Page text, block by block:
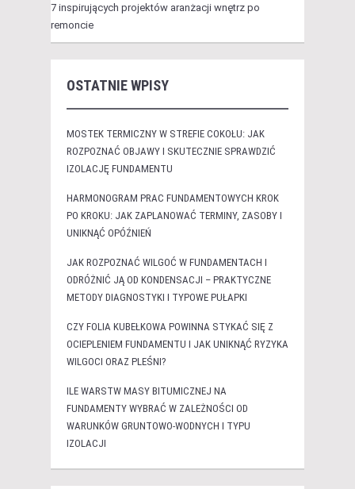
7 inspirujących projektów aranżacji wnętrz po
remoncie
OSTATNIE WPISY
MOSTEK TERMICZNY W STREFIE COKOŁU: JAK
ROZPOZNAĆ OBJAWY I SKUTECZNIE SPRAWDZIĆ
IZOLACJĘ FUNDAMENTU
HARMONOGRAM PRAC FUNDAMENTOWYCH KROK
PO KROKU: JAK ZAPLANOWAĆ TERMINY, ZASOBY I
UNIKNĄĆ OPÓŹNIEŃ
JAK ROZPOZNAĆ WILGOĆ W FUNDAMENTACH I
ODRÓŻNIĆ JĄ OD KONDENSACJI – PRAKTYCZNE
METODY DIAGNOSTYKI I TYPOWE PUŁAPKI
CZY FOLIA KUBEŁKOWA POWINNA STYKAĆ SIĘ Z
OCIEPLENIEM FUNDAMENTU I JAK UNIKNĄĆ RYZYKA
WILGOCI ORAZ PLEŚNI?
ILE WARSTW MASY BITUMICZNEJ NA
FUNDAMENTY WYBRAĆ W ZALEŻNOŚCI OD
WARUNKÓW GRUNTOWO-WODNYCH I TYPU
IZOLACJI